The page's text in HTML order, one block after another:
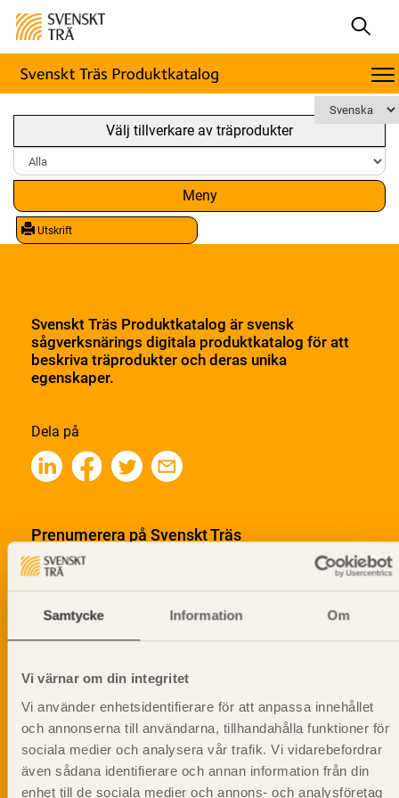
Samtycke Information Om
Vi värnar om din integritet
Vi använder enhetsidentifierare för att anpassa innehållet
och annonserna till användarna, tillhandahålla funktioner för
sociala medier och analysera vår trafik. Vi vidarebefordrar
även sådana identifierare och annan information från din
enhet till de sociala medier och annons- och analysföretag
Välj tillverkare av träprodukter
Meny
Utskrift
Svenskt Träs Produktkatalog är svensk
sågverksnärings digitala produktkatalog för att
beskriva träprodukter och deras unika
egenskaper.
Dela på
Prenumerera på Svenskt Träs
informationsutskick!